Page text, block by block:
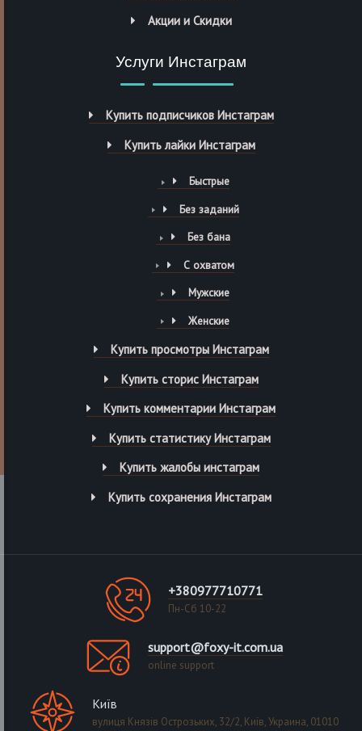
Акции и Скидки
Услуги Инстаграм
Купить подписчиков Инстаграм
Купить лайки Инстаграм
Быстрые
Без заданий
Без бана
С охватом
Мужские
Женские
Купить просмотры Инстаграм
Купить сторис Инстаграм
Купить комментарии Инстаграм
Купить статистику Инстаграм
Купить жалобы инстаграм
Купить сохранения Инстаграм
+380977710771
Пн-Сб 10-22
support@foxy-it.com.ua
online support
Київ
вулиця Князів Острозьких, 32/2, Київ, Украина, 01010